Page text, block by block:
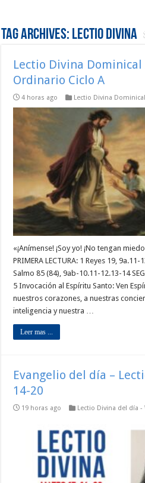
Tag Archives: Lectio Divina
Lectio Divina Dominical
Ordinario Ciclo A
4 horas ago Lectio Divina Dominical
«¡Anímense! ¡Soy yo! ¡No tengan
PRIMERA LECTURA: 1 Reyes 19, 9a.11-
Salmo 85 (84), 9ab-10.11-12.13-14
5 Invocación al Espíritu Santo: Ven
nuestros corazones, a nuestras
inteligencia y nuestra …
Leer mas ...
Evangelio del día –
14-20
19 horas ago Lectio Divina del día